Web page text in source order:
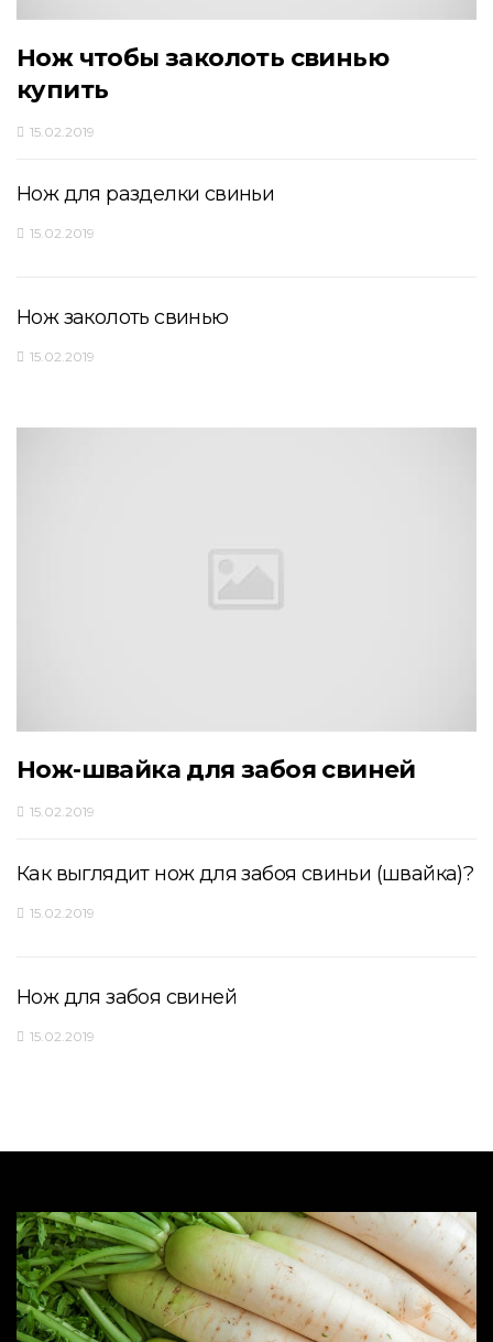
Нож чтобы заколоть свинью
купить
15.02.2019
Нож для разделки свиньи
15.02.2019
Нож заколоть свинью
15.02.2019
Нож-швайка для забоя свиней
15.02.2019
Как выглядит нож для забоя свиньи (швайка)?
15.02.2019
Нож для забоя свиней
15.02.2019